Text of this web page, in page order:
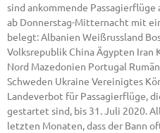
sind ankommende
ab Donnerstag-Mitternacht mit
belegt: Albanien Weißrussland
Volksrepublik China Ägypten
Nord Mazedonien Portugal
Schweden Ukraine Vereinigtes
Landeverbot für Passagierflüge,
gestartet sind, bis 31. Juli 2020.
letzten Monaten, dass der Bann